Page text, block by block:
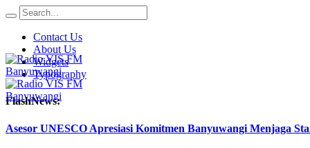
Contact Us
About Us
Widgets
Typography
FlashNews:
Asesor UNESCO Apresiasi Komitmen Banyuwangi Menjaga